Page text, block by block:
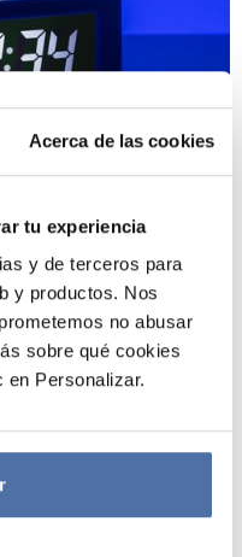
Acerca de las cookies
tu experiencia
y de terceros para
y productos. Nos
no abusar
sobre qué cookies
en Personalizar.
ASTROBOT